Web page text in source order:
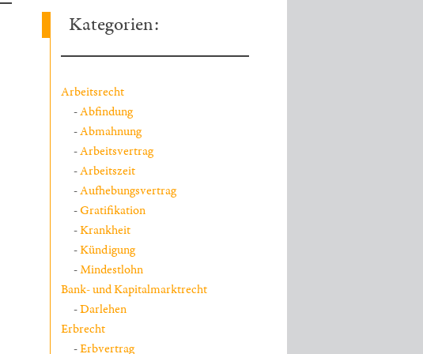
Kategorien:
Arbeitsrecht
Abfindung
Abmahnung
Arbeitsvertrag
Arbeitszeit
Aufhebungsvertrag
Gratifikation
Krankheit
Kündigung
Mindestlohn
Bank- und Kapitalmarktrecht
Darlehen
Erbrecht
Erbvertrag